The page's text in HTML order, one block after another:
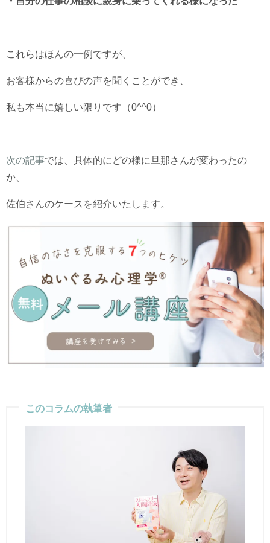
これらはほんの一例ですが、
お客様からの喜びの声を聞くことができ、
私も本当に嬉しい限りです（0^^0）
次の記事では、具体的にどの様に旦那さんが変わったの
か、
佐伯さんのケースを紹介いたします。
このコラムの執筆者